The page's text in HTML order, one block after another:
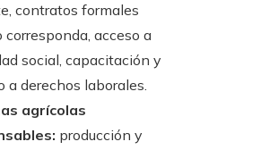
contratos formales
corresponda, acceso a
social, capacitación y
a derechos laborales.
agrícolas
producción y